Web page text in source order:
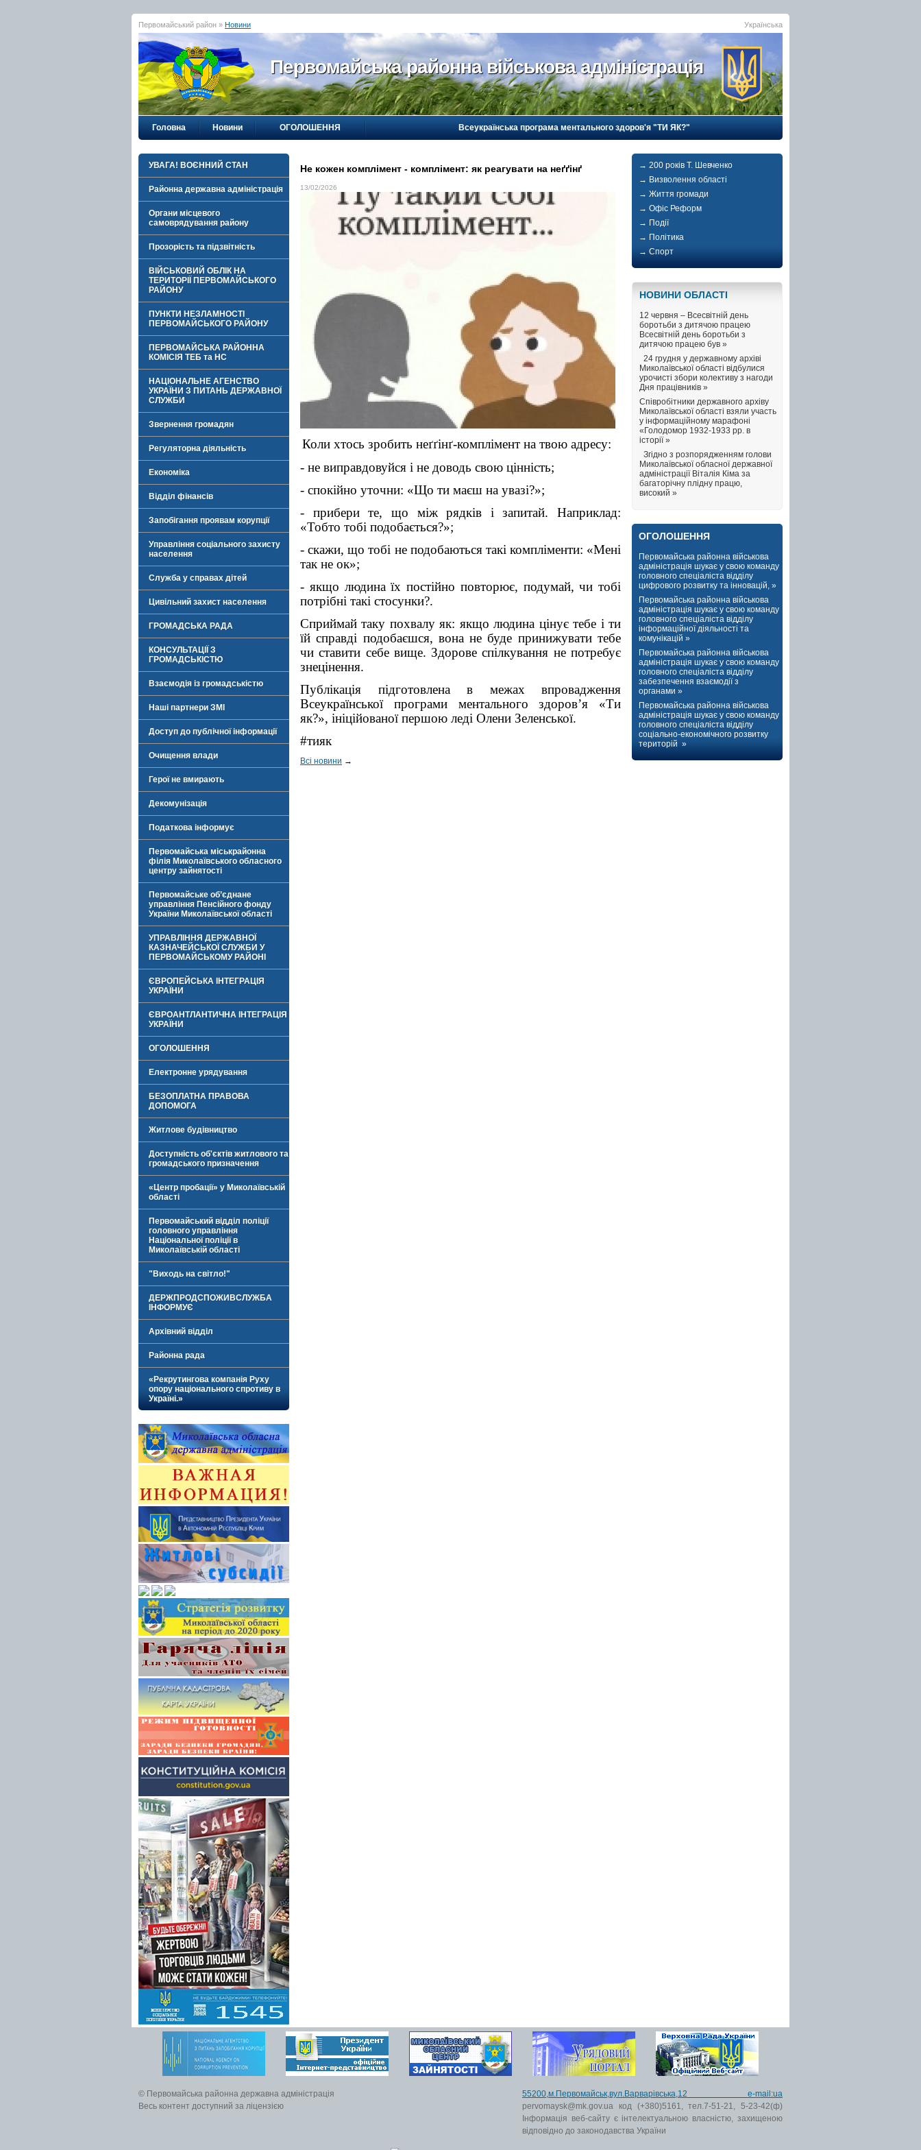
Первомайський район » Новини Українська
Первомайська районна військова адміністрація
Головна Новини ОГОЛОШЕННЯ Всеукраїнська програма ментального здоров'я "ТИ ЯК?"
УВАГА! ВОЄННИЙ СТАН
Районна державна адміністрація
Органи місцевого
самоврядування району
Прозорість та підзвітність
ВІЙСЬКОВИЙ ОБЛІК НА
ТЕРИТОРІЇ ПЕРВОМАЙСЬКОГО
РАЙОНУ
ПУНКТИ НЕЗЛАМНОСТІ
ПЕРВОМАЙСЬКОГО РАЙОНУ
ПЕРВОМАЙСЬКА РАЙОННА
КОМІСІЯ ТЕБ та НС
НАЦІОНАЛЬНЕ АГЕНСТВО
УКРАЇНИ З ПИТАНЬ ДЕРЖАВНОЇ
СЛУЖБИ
Звернення громадян
Регуляторна діяльність
Економіка
Відділ фінансів
Запобігання проявам корупції
Управління соціального захисту
населення
Служба у справах дітей
Цивільний захист населення
ГРОМАДСЬКА РАДА
КОНСУЛЬТАЦІЇ З
ГРОМАДСЬКІСТЮ
Взаємодія із громадськістю
Наші партнери ЗМІ
Доступ до публічної інформації
Очищення влади
Герої не вмирають
Декомунізація
Податкова інформує
Первомайська міськрайонна
філія Миколаївського обласного
центру зайнятості
Первомайське об’єднане
управління Пенсійного фонду
України Миколаївської області
УПРАВЛІННЯ ДЕРЖАВНОЇ
КАЗНАЧЕЙСЬКОЇ СЛУЖБИ У
ПЕРВОМАЙСЬКОМУ РАЙОНІ
ЄВРОПЕЙСЬКА ІНТЕГРАЦІЯ
УКРАЇНИ
ЄВРОАНТЛАНТИЧНА ІНТЕГРАЦІЯ
УКРАЇНИ
ОГОЛОШЕННЯ
Електронне урядування
БЕЗОПЛАТНА ПРАВОВА
ДОПОМОГА
Житлове будівництво
Доступність об'єктів житлового та
громадського призначення
«Центр пробації» у Миколаївській
області
Первомайський відділ поліції
головного управління
Національної поліції в
Миколаївській області
"Виходь на світло!"
ДЕРЖПРОДСПОЖИВСЛУЖБА
ІНФОРМУЄ
Архівний відділ
Районна рада
«Рекрутингова компанія Руху
опору національного спротиву в
Україні.»
Не кожен комплімент - комплімент: як реагувати на неґґінґ
13/02/2026
Коли хтось зробить неґґінґ-комплімент на твою адресу:
- не виправдовуйся і не доводь свою цінність;
- спокійно уточни: «Що ти маєш на увазі?»;
- прибери те, що між рядків і запитай. Наприклад:
«Тобто тобі подобається?»;
- скажи, що тобі не подобаються такі компліменти: «Мені
так не ок»;
- якщо людина їх постійно повторює, подумай, чи тобі
потрібні такі стосунки?.
Сприймай таку похвалу як: якщо людина цінує тебе і ти
їй справді подобаєшся, вона не буде принижувати тебе
чи ставити себе вище. Здорове спілкування не потребує
знецінення.
Публікація підготовлена в межах впровадження
Всеукраїнської програми ментального здоров’я «Ти
як?», ініційованої першою леді Олени Зеленської.
#тияк
Всі новини →
→ 200 років Т. Шевченко
→ Визволення області
→ Життя громади
→ Офіс Реформ
→ Події
→ Політика
→ Спорт
НОВИНИ ОБЛАСТI
12 червня – Всесвітній день
боротьби з дитячою працею
Всесвітній день боротьби з
дитячою працею був »
24 грудня у державному архіві
Миколаївської області відбулися
урочисті збори колективу з нагоди
Дня працівників »
Співробітники державного архіву
Миколаївської області взяли участь
у інформаційному марафоні
«Голодомор 1932-1933 рр. в
історії »
Згідно з розпорядженням голови
Миколаївської обласної державної
адміністрації Віталія Кіма за
багаторічну плідну працю,
високий »
ОГОЛОШЕННЯ
Первомайська районна військова
адміністрація шукає у свою команду
головного спеціаліста відділу
цифрового розвитку та інновацій, »
Первомайська районна військова
адміністрація шукає у свою команду
головного спеціаліста відділу
інформаційної діяльності та
комунікацій »
Первомайська районна військова
адміністрація шукає у свою команду
головного спеціаліста відділу
забезпечення взаємодії з
органами »
Первомайська районна військова
адміністрація шукає у свою команду
головного спеціаліста відділу
соціально-економічного розвитку
територій »
© Первомайська районна державна адміністрація
Весь контент доступний за ліцензією
55200,м.Первомайськ,вул.Варварівська,12 e-mail:ua
pervomaysk@mk.gov.ua код (+380)5161, тел.7-51-21, 5-23-42(ф)
Інформація веб-сайту є інтелектуальною власністю, захищеною
відповідно до законодавства України